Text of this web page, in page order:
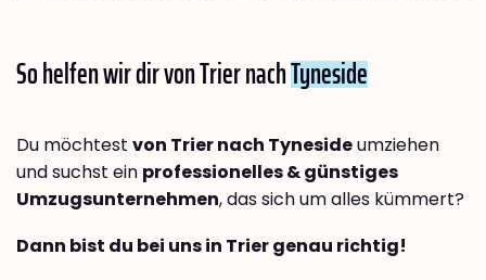
So helfen wir dir von Trier nachTyneside
Du möchtest von Trier nach Tynesideumziehen
und suchst ein professionelles & günstiges
Umzugsunternehmen, das sich um alles kümmert?
Dann bist du bei uns in Trier genau richtig!